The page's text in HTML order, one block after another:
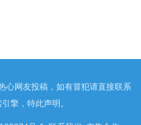
心网友投稿，如有冒犯请直接联系
擎，特此声明。